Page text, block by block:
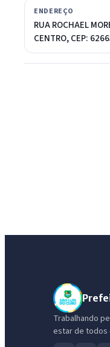
ENDEREÇO
RUA ROCHAEL
CENTRO, CEP:
Trabalhando
estar de todos